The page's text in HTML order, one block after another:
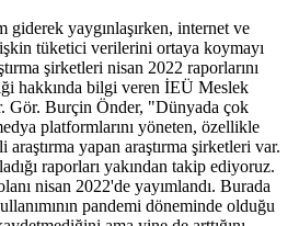
yaygınlaşırken, internet ve
tüketici verilerini ortaya koymayı
şirketleri nisan 2022 raporlarını
hakkında bilgi veren İEÜ Meslek
Gör. Burçin Önder, "Dünyada çok
platformlarını yöneten, özellikle
yapan araştırma şirketleri var.
raporları yakından takip ediyoruz.
nisan 2022'de yayımlandı. Burada
pandemi döneminde olduğu